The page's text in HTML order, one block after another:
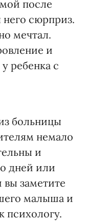
после
него сюрприз.
мечтал.
и
ребенка с
больницы
немало
и
дней или
вы заметите
малыша и
психологу.